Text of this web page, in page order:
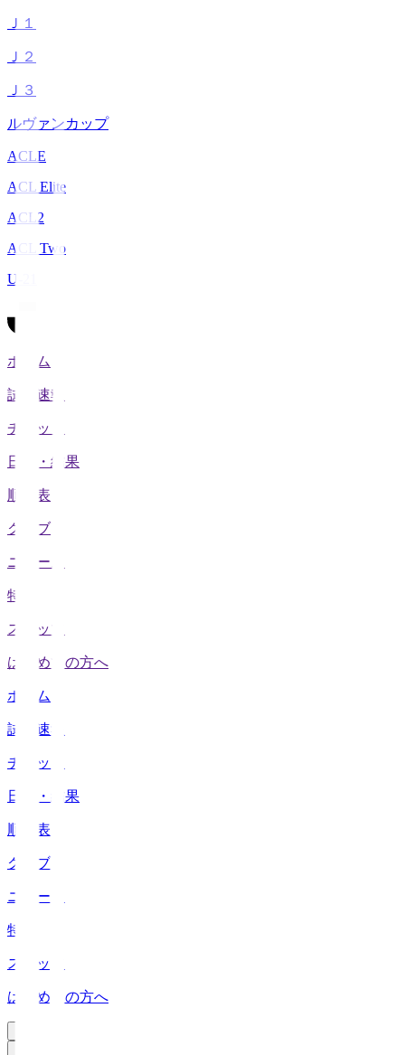
Ｊ１
Ｊ２
Ｊ３
ルヴァンカップ
ACLE
ACL Elite
ACL2
ACL Two
U-21
ホーム
試合速報
チケット
日程・結果
順位表
クラブ
ニュース
特集
スタッツ
はじめての方へ
ホーム
試合速報
チケット
日程・結果
順位表
クラブ
ニュース
特集
スタッツ
はじめての方へ